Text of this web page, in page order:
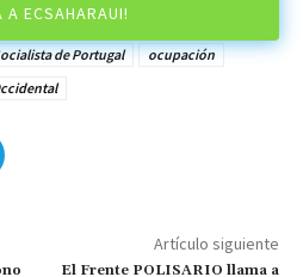
A ECSAHARAUI!
de Portugal
ocupación
Artículo siguiente
El Frente POLISARIO llama a